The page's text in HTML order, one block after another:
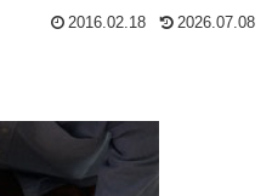
2016.02.18 2026.07.08